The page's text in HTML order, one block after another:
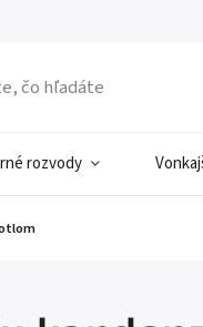
rozvody